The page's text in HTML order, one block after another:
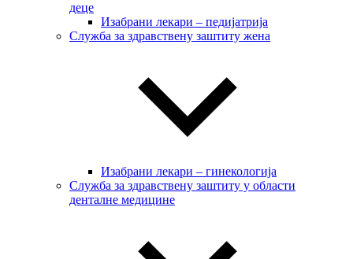
деце
Изабрани лекари – педијатрија
Служба за здравствену заштиту жена
Изабрани лекари – гинекологија
Служба за здравствену заштиту у области
денталне медицине